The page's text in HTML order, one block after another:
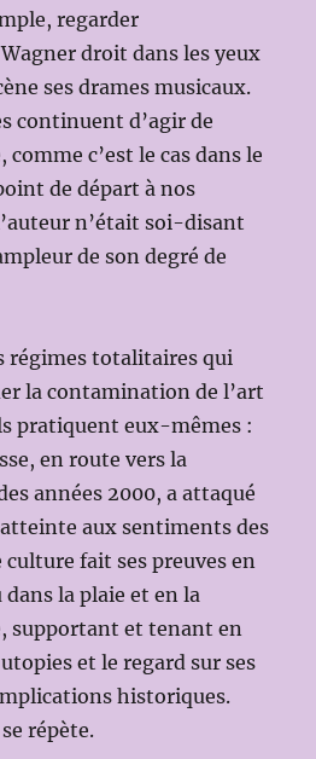
regarder
droit dans les yeux
ses drames musicaux.
continuent d’agir de
c’est le cas dans le
de départ à nos
n’était soi-disant
de son degré de
régimes totalitaires qui
la contamination de l’art
pratiquent eux-mêmes :
en route vers la
années 2000, a attaqué
aux sentiments des
fait ses preuves en
la plaie et en la
supportant et tenant en
et le regard sur ses
historiques.
répète.